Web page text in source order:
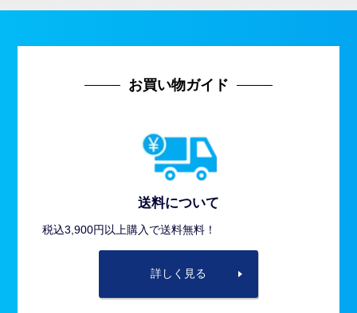
お買い物ガイド
送料について
税込3,900円以上購入で送料無料！
詳しく見る